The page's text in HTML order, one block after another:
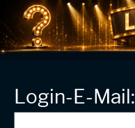
Login-E-Mail: